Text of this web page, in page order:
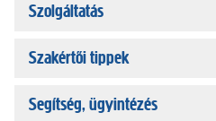
Szolgáltatás
Szakértői tippek
Segítség, ügyintézés